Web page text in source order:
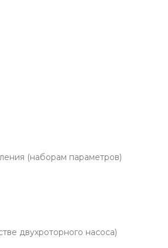
(наборам параметров)
двухроторного насоса)